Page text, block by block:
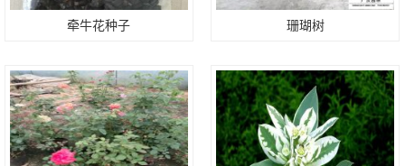
牵牛花种子 珊瑚树